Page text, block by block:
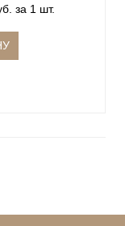
за 1 шт.